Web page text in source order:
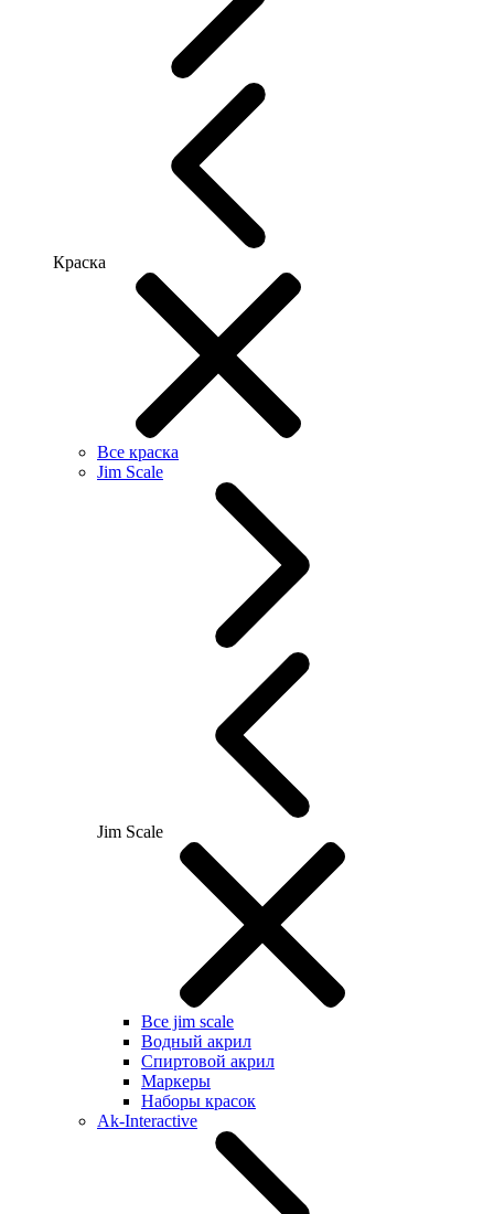
Краска
Все краска
Jim Scale
Jim Scale
Все jim scale
Водный акрил
Спиртовой акрил
Маркеры
Наборы красок
Ak-Interactive